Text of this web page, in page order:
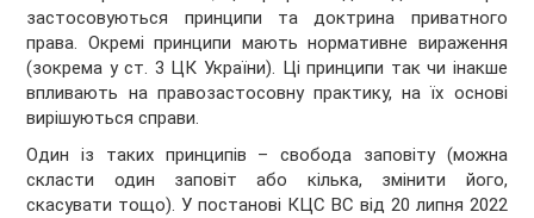
застосовуються принципи та доктрина приватного
права. Окремі принципи мають нормативне вираження
(зокрема у ст. 3 ЦК України). Ці принципи так чи інакше
впливають на правозастосовну практику, на їх основі
вирішуються справи.
Один із таких принципів – свобода заповіту (можна
скласти один заповіт або кілька, змінити його,
скасувати тощо). У постанові КЦС ВС від 20 липня 2022